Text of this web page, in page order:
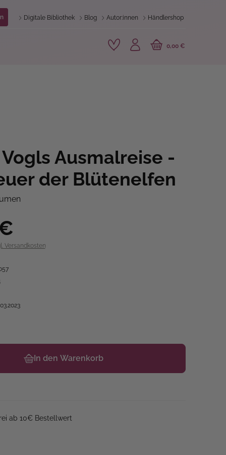
Digitale Bibliothek Blog Autor:innen Händlershop
0,00 €
Ausmalreise -
der Blütenelfen
Versandkosten
In den Warenkorb
ab 10€ Bestellwert